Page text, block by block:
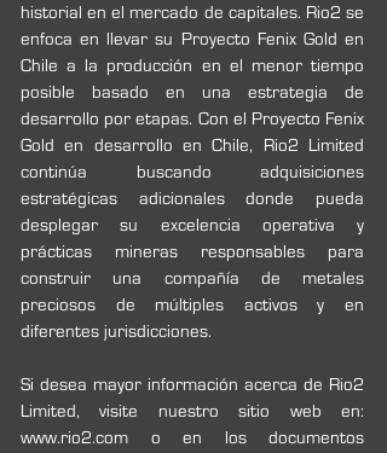
historial en el mercado de capitales. Rio2 se
enfoca en llevar su Proyecto Fenix Gold en
Chile a la producción en el menor tiempo
posible basado en una estrategia de
desarrollo por etapas. Con el Proyecto Fenix
Gold en desarrollo en Chile, Rio2 Limited
continúa buscando adquisiciones
estratégicas adicionales donde pueda
desplegar su excelencia operativa y
prácticas mineras responsables para
construir una compañía de metales
preciosos de múltiples activos y en
diferentes jurisdicciones.
Si desea mayor información acerca de Rio2
Limited, visite nuestro sitio web en:
www.rio2.com o en los documentos